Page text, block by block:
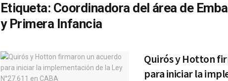
Etiqueta: Coordinadora del área de
y Primera Infancia
Quirós y Hotton
para iniciar la